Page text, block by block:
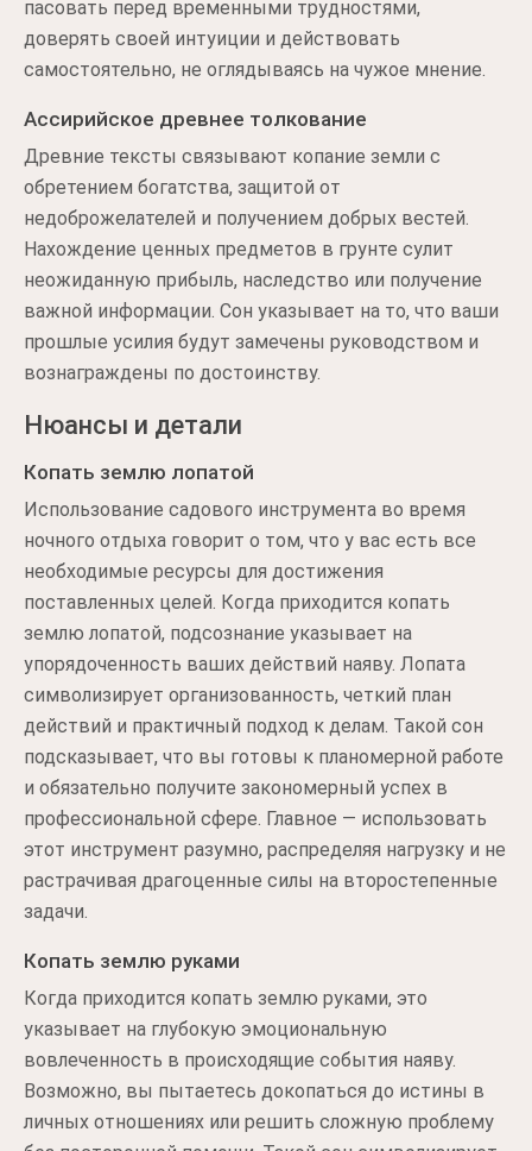
пасовать перед временными трудностями,
доверять своей интуиции и действовать
самостоятельно, не оглядываясь на чужое мнение.
Ассирийское древнее толкование
Древние тексты связывают копание земли с
обретением богатства, защитой от
недоброжелателей и получением добрых вестей.
Нахождение ценных предметов в грунте сулит
неожиданную прибыль, наследство или получение
важной информации. Сон указывает на то, что ваши
прошлые усилия будут замечены руководством и
вознаграждены по достоинству.
Нюансы и детали
Копать землю лопатой
Использование садового инструмента во время
ночного отдыха говорит о том, что у вас есть все
необходимые ресурсы для достижения
поставленных целей. Когда приходится копать
землю лопатой, подсознание указывает на
упорядоченность ваших действий наяву. Лопата
символизирует организованность, четкий план
действий и практичный подход к делам. Такой сон
подсказывает, что вы готовы к планомерной работе
и обязательно получите закономерный успех в
профессиональной сфере. Главное — использовать
этот инструмент разумно, распределяя нагрузку и не
растрачивая драгоценные силы на второстепенные
задачи.
Копать землю руками
Когда приходится копать землю руками, это
указывает на глубокую эмоциональную
вовлеченность в происходящие события наяву.
Возможно, вы пытаетесь докопаться до истины в
личных отношениях или решить сложную проблему